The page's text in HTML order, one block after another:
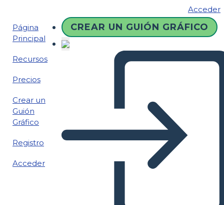
Acceder
Página
Principal
Recursos
Precios
Crear un
Guión
Gráfico
Registro
Acceder
CREAR UN GUIÓN GRÁFICO